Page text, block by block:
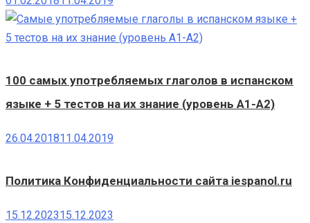
100 самых употребляемых глаголов в испанском
языке + 5 тестов на их знание (уровень A1-A2)
26.04.201811.04.2019
Политика Конфиденциальности сайта iespanol.ru
15.12.202315.12.2023